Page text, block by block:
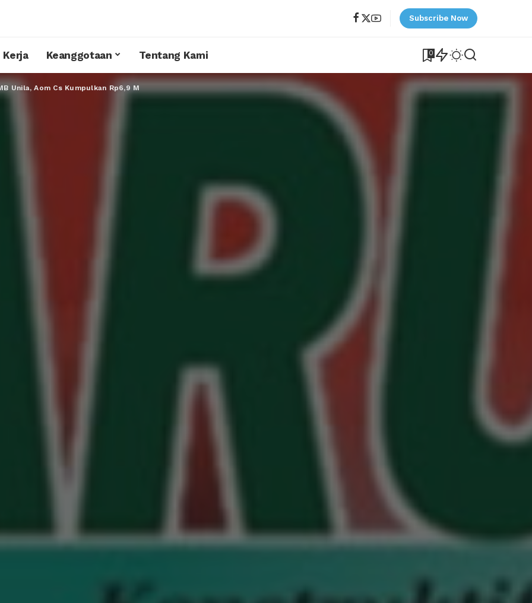
Subscribe Now
Kerja Keanggotaan Tentang Kami 0
Unila, Aom Cs Kumpulkan Rp6,9 M